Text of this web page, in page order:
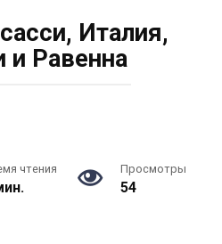
Италия,
и Равенна
чтения Просмотры
54